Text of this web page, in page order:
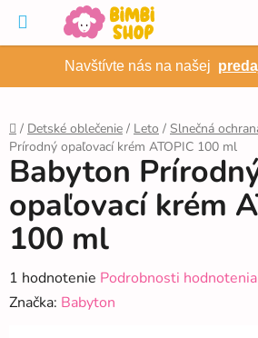
obsah
Navštívte nás na našej
Domov
/ Detské oblečenie / Leto / Slnečná
Prírodný opaľovací krém ATOPIC 100 ml
Babyton
opaľovací krém
100 ml
Priemerné
hodnotenie
1 hodnotenie Podrobnosti hodnotenia
Značka: Babyton